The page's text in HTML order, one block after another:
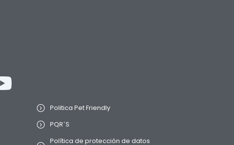
Politica Pet Friendly
PQR´S
Política de protección de datos